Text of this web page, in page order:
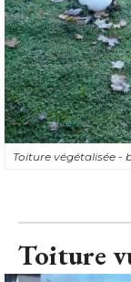
Toiture végétalisée -
Toiture